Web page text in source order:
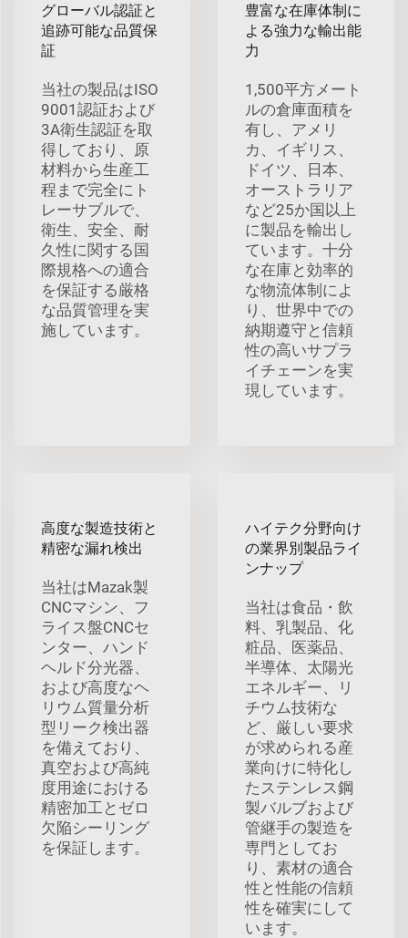
グローバル認証と
追跡可能な品質保
証
当社の製品はISO
9001認証および
3A衛生認証を取
得しており、原
材料から生産工
程まで完全にト
レーサブルで、
衛生、安全、耐
久性に関する国
際規格への適合
を保証する厳格
な品質管理を実
施しています。
豊富な在庫体制に
よる強力な輸出能
力
1,500平方メート
ルの倉庫面積を
有し、アメリ
カ、イギリス、
ドイツ、日本、
オーストラリア
など25か国以上
に製品を輸出し
ています。十分
な在庫と効率的
な物流体制によ
り、世界中での
納期遵守と信頼
性の高いサプラ
イチェーンを実
現しています。
高度な製造技術と
精密な漏れ検出
当社はMazak製
CNCマシン、フ
ライス盤CNCセ
ンター、ハンド
ヘルド分光器、
および高度なヘ
リウム質量分析
型リーク検出器
を備えており、
真空および高純
度用途における
精密加工とゼロ
欠陥シーリング
を保証します。
ハイテク分野向け
の業界別製品ライ
ンナップ
当社は食品・飲
料、乳製品、化
粧品、医薬品、
半導体、太陽光
エネルギー、リ
チウム技術な
ど、厳しい要求
が求められる産
業向けに特化し
たステンレス鋼
製バルブおよび
管継手の製造を
専門としてお
り、素材の適合
性と性能の信頼
性を確実にして
います。